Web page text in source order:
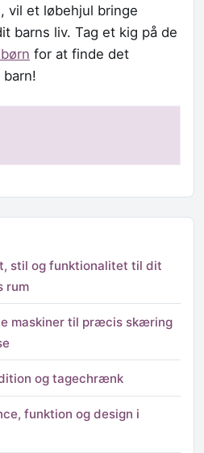
vil et løbehjul bringe
barns liv. Tag et kig på de
for at finde det
stil og funktionalitet til dit
rum
maskiner til præcis skæring
og tagechrænk
funktion og design i